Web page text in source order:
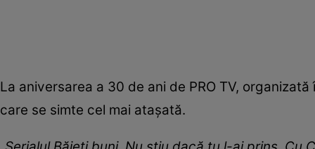
La aniversarea a 30 de ani de PRO TV,
care se simte cel mai atașată.